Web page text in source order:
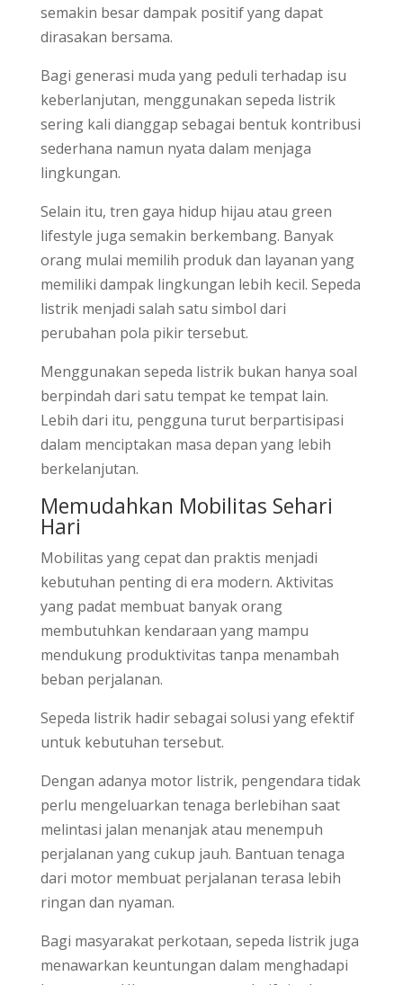
semakin besar dampak positif yang dapat
dirasakan bersama.
Bagi generasi muda yang peduli terhadap isu
keberlanjutan, menggunakan sepeda listrik
sering kali dianggap sebagai bentuk kontribusi
sederhana namun nyata dalam menjaga
lingkungan.
Selain itu, tren gaya hidup hijau atau green
lifestyle juga semakin berkembang. Banyak
orang mulai memilih produk dan layanan yang
memiliki dampak lingkungan lebih kecil. Sepeda
listrik menjadi salah satu simbol dari
perubahan pola pikir tersebut.
Menggunakan sepeda listrik bukan hanya soal
berpindah dari satu tempat ke tempat lain.
Lebih dari itu, pengguna turut berpartisipasi
dalam menciptakan masa depan yang lebih
berkelanjutan.
Memudahkan Mobilitas Sehari
Hari
Mobilitas yang cepat dan praktis menjadi
kebutuhan penting di era modern. Aktivitas
yang padat membuat banyak orang
membutuhkan kendaraan yang mampu
mendukung produktivitas tanpa menambah
beban perjalanan.
Sepeda listrik hadir sebagai solusi yang efektif
untuk kebutuhan tersebut.
Dengan adanya motor listrik, pengendara tidak
perlu mengeluarkan tenaga berlebihan saat
melintasi jalan menanjak atau menempuh
perjalanan yang cukup jauh. Bantuan tenaga
dari motor membuat perjalanan terasa lebih
ringan dan nyaman.
Bagi masyarakat perkotaan, sepeda listrik juga
menawarkan keuntungan dalam menghadapi